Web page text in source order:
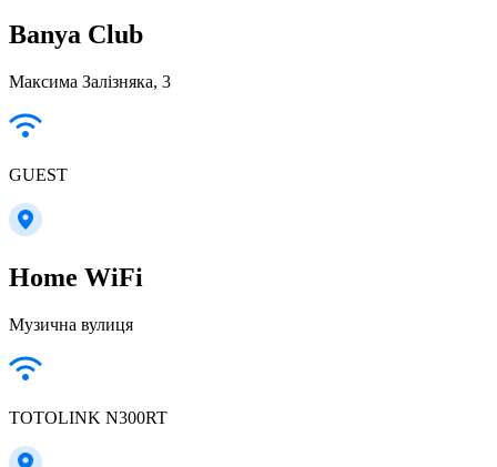
Banya Club
Максима Залізняка, 3
GUEST
Home WiFi
Музична вулиця
TOTOLINK N300RT